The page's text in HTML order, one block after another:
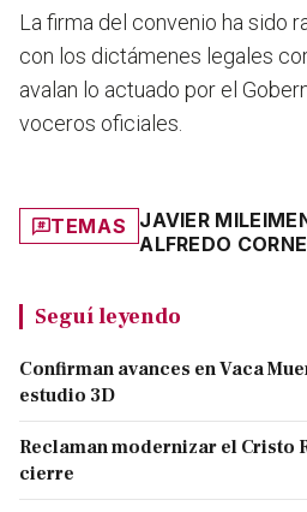
La firma del convenio ha sido
con los dictámenes legales
avalan lo actuado por el
voceros oficiales.
TEMAS JAVIER MILEI
ALFREDO
Seguí leyendo
Confirman avances en Vaca
estudio 3D
Reclaman modernizar el Cristo
cierre